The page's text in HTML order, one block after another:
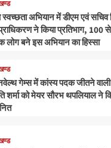
स्वच्छता अभियान में डीएम एवं सचिव
ने किया प्रतिभाग, 100 से
लोग बने इस अभियान का हिस्सा
गेम्स में कांस्य पदक जीतने वाली
शर्मा को मेयर सौरभ थपलियाल ने